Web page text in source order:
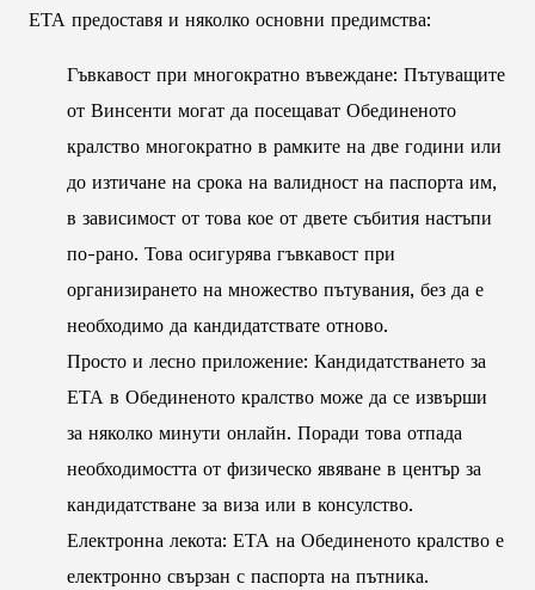
ЕТА предоставя и няколко основни предимства:
Гъвкавост при многократно въвеждане: Пътуващите
от Винсенти могат да посещават Обединеното
кралство многократно в рамките на две години или
до изтичане на срока на валидност на паспорта им,
в зависимост от това кое от двете събития настъпи
по-рано. Това осигурява гъвкавост при
организирането на множество пътувания, без да е
необходимо да кандидатствате отново.
Просто и лесно приложение: Кандидатстването за
ЕТА в Обединеното кралство може да се извърши
за няколко минути онлайн. Поради това отпада
необходимостта от физическо явяване в център за
кандидатстване за виза или в консулство.
Електронна лекота: ЕТА на Обединеното кралство е
електронно свързан с паспорта на пътника.